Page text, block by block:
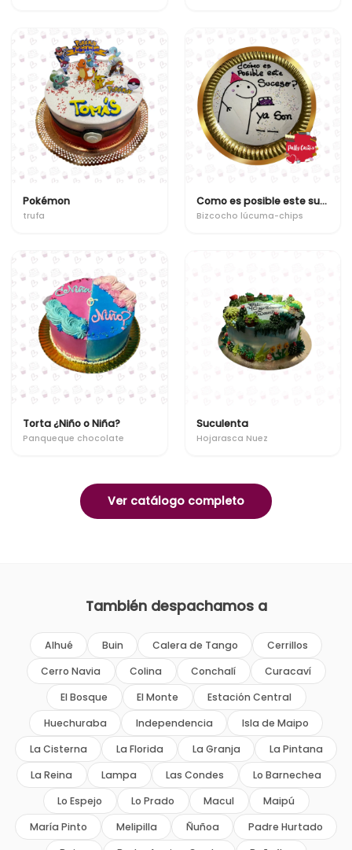
Pokémon
trufa
Como es posible este suceso? ya son "x"
Bizcocho lúcuma-chips
Torta ¿Niño o Niña?
Panqueque chocolate
Suculenta
Hojarasca Nuez
Ver catálogo completo
También despachamos a
Alhué Buin Calera de Tango
Cerrillos
Cerro Navia
Colina Conchalí
Curacaví
El Bosque
El Monte
Estación Central
Huechuraba
Independencia
Isla de Maipo
La Cisterna
La Florida La Granja
La Pintana
La Reina
Lampa Las Condes
Lo Barnechea
Lo Espejo
Lo Prado Macul
Maipú
María Pinto
Melipilla Ñuñoa
Padre Hurtado